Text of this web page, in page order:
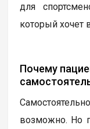
для
который хочет
Почему
возможно. Но